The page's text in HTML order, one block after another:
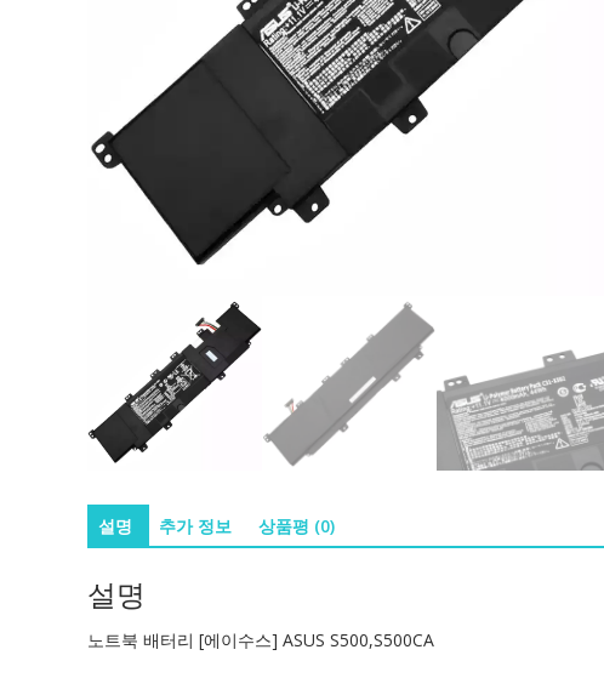
설명 추가 정보 상품평 (0)
설명
노트북 배터리 [에이수스] ASUS S500,S500CA